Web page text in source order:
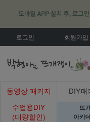
로그인 회원가입
동영상 패키지 DIY패
수업용DIY
(대량할인)
뜨
아카